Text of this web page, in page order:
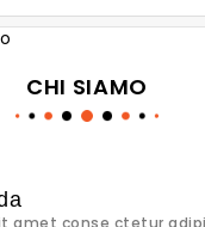
CHI SIAMO
amet conse ctetur